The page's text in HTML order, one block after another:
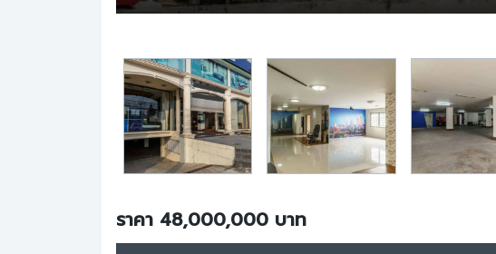
ราคา 48,000,000 บาท